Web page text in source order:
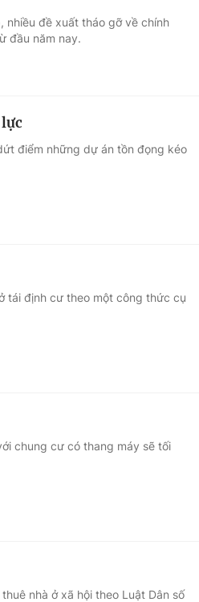
nhiều đề xuất tháo gỡ về chính
đầu năm nay.
điểm những dự án tồn đọng kéo
tái định cư theo một công thức cụ
chung cư có thang máy sẽ tối
nhà ở xã hội theo Luật Dân số